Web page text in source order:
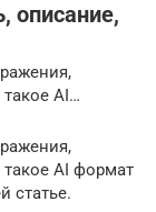
описание,
AI…
AI формат
статье.